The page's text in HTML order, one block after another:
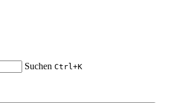
Suchen Ctrl+K